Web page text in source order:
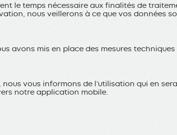
le temps nécessaire aux finalités de
nous veillerons à ce que vos données
avons mis en place des mesures
vous informons de l’utilisation qui en
notre application mobile.